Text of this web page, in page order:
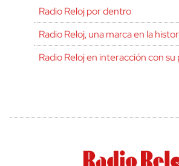
Radio Reloj por dentro
Radio Reloj, una marca en la
Radio Reloj en interacción con su